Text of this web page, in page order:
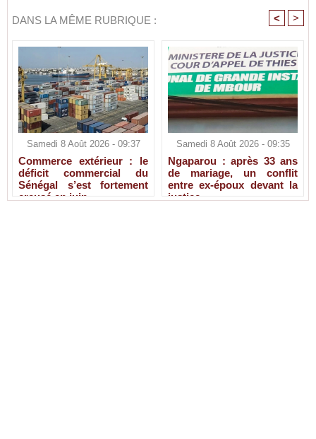
DANS LA MÊME RUBRIQUE : < >
Samedi 8 Août 2026 - 09:37
Commerce extérieur : le
déficit commercial du
Sénégal s’est fortement
creusé en juin
Samedi 8 Août 2026 - 09:35
Ngaparou : après 33 ans
de mariage, un conflit
entre ex-époux devant la
justice